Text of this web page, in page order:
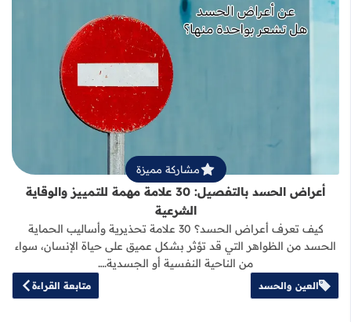
قراءة المزيد عن أعراض الحسد بالتفصيل: 30 علامة مهمة للتمييز
مشاركة مميزة
أعراض الحسد بالتفصيل: 30 علامة مهمة للتمييز والوقاية
الشرعية
كيف تعرف أعراض الحسد؟ 30 علامة تحذيرية وأساليب الحماية
الحسد من الظواهر التي قد تؤثر بشكل عميق على حياة الإنسان، سواء
من الناحية النفسية أو الجسدية.…
العين والحسد متابعة القراءة